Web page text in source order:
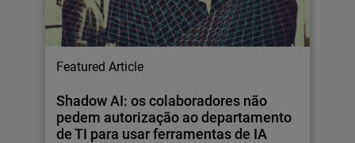
Featured Article
Shadow AI: os colaboradores não
pedem autorização ao departamento
de TI para usar ferramentas de IA